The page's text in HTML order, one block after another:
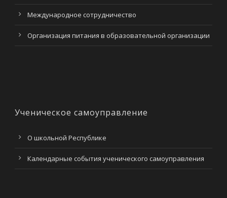
Международное сотрудничество
Организация питания в образовательной организации
Ученическое самоуправление
О школьной Республике
Календарные события ученического самоуправления